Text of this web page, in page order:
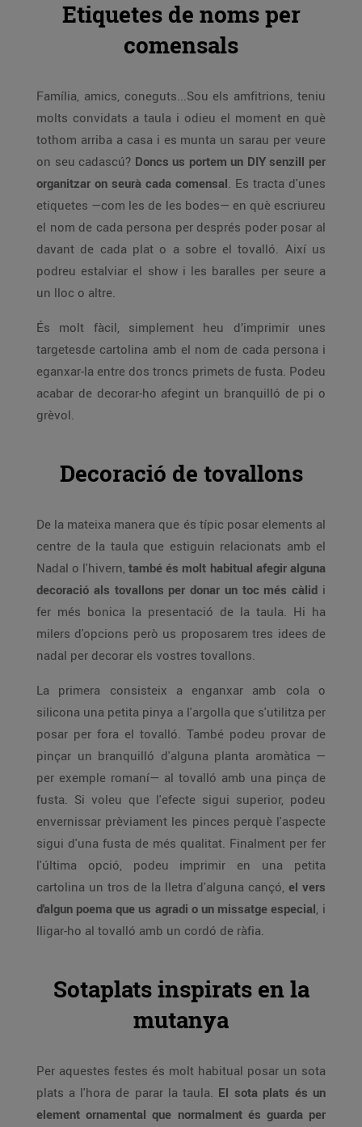
Etiquetes de noms per
comensals
Família, amics, coneguts...Sou els amfitrions, teniu
molts convidats a taula i odieu el moment en què
tothom arriba a casa i es munta un sarau per veure
on seu cadascú? Doncs us portem un DIY senzill per
organitzar on seurà cada comensal. Es tracta d'unes
etiquetes —com les de les bodes— en què escriureu
el nom de cada persona per després poder posar al
davant de cada plat o a sobre el tovalló. Així us
podreu estalviar el show i les baralles per seure a
un lloc o altre.
És molt fàcil, simplement heu d’imprimir unes
targetesde cartolina amb el nom de cada persona i
eganxar-la entre dos troncs primets de fusta. Podeu
acabar de decorar-ho afegint un branquilló de pi o
grèvol.
Decoració de tovallons
De la mateixa manera que és típic posar elements al
centre de la taula que estiguin relacionats amb el
Nadal o l'hivern, també és molt habitual afegir alguna
decoració als tovallons per donar un toc més càlid i
fer més bonica la presentació de la taula. Hi ha
milers d'opcions però us proposarem tres idees de
nadal per decorar els vostres tovallons.
La primera consisteix a enganxar amb cola o
silicona una petita pinya a l'argolla que s'utilitza per
posar per fora el tovalló. També podeu provar de
pinçar un branquilló d'alguna planta aromàtica —
per exemple romaní— al tovalló amb una pinça de
fusta. Si voleu que l'efecte sigui superior, podeu
envernissar prèviament les pinces perquè l'aspecte
sigui d'una fusta de més qualitat. Finalment per fer
l'última opció, podeu imprimir en una petita
cartolina un tros de la lletra d'alguna cançó, el vers
d'algun poema que us agradi o un missatge especial, i
lligar-ho al tovalló amb un cordó de ràfia.
Sotaplats inspirats en la
mutanya
Per aquestes festes és molt habitual posar un sota
plats a l'hora de parar la taula. El sota plats és un
element ornamental que normalment és guarda per